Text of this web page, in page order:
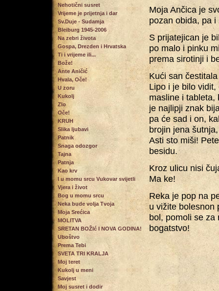
Nehotični susret
Vrijeme je prijetnja i dar
Sv.Duje - Sudamja
Bleiburg 1945-2006
Na zebri života
Gospa, Drezden i Hrvatska
Ti i vrijeme ili...
Bože!
Ante Aničić
Hvala, Oče!
U zoru
Kukolj
Zlo
Oče!
KRUH
Slika ljubavi
Patnik
Snaga odozgor
Tajna
Patnja
Kao krv
I u momu srcu Vukovar svijetli
Vjera i život
Bog u momu srcu
Neka bude volja Tvoja
Moja Srećica
MOLITVA
SRETAN BOŽIć I NOVA GODINA!
Uboštvo
Prema Tebi
SVETA TRI KRALJA
Moj teret
Kukolj u meni
Savjest
Moj susret i dodir
Moja Ančica je
pozan obida, pa
S prijatejican je
po malo i pinku
prema sirotinji i
Kući san
Lipo i je bilo
masline i tableta,
je najlipji znak
pa će sad i on,
brojin jena
Asti sto miši!
besidu.
Kroz ulicu nisi
Ma ke!
Reka je pop na
u vižite bolesnon
bol, pomoli se za
bogatstvo!